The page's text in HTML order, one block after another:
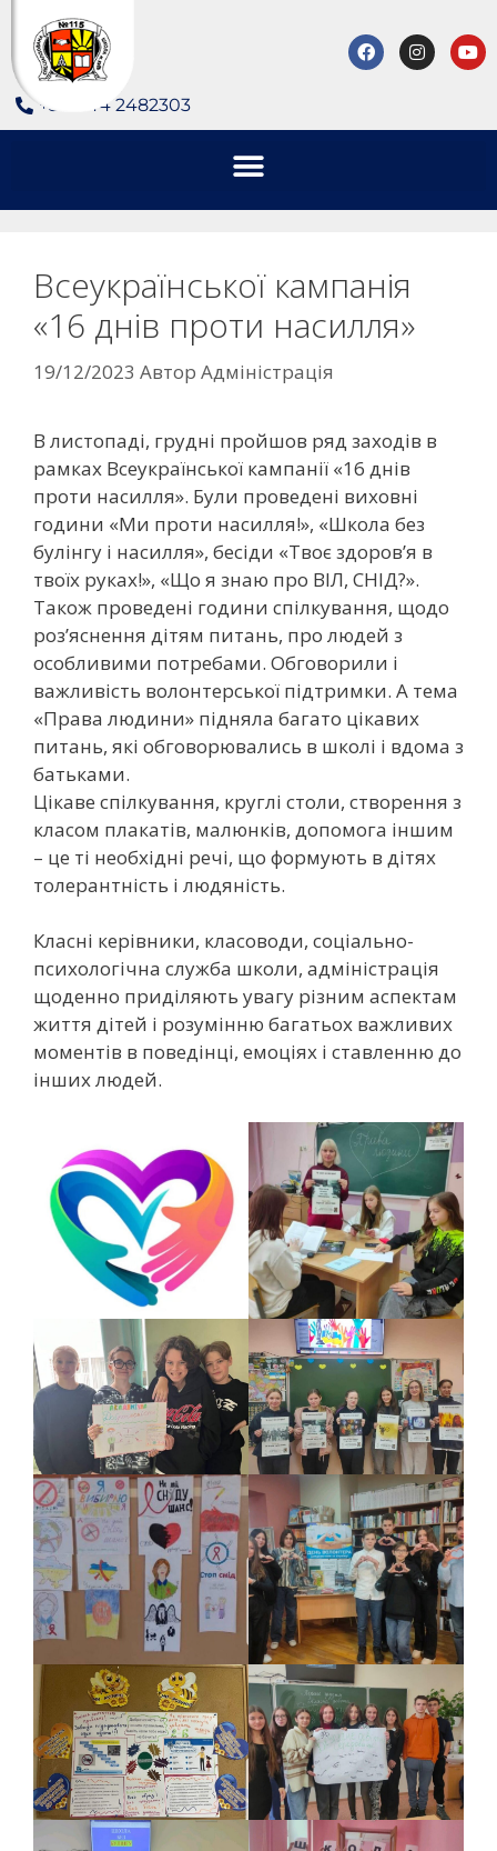
+380 44 2482303
Всеукраїнської кампанія
«16 днів проти насилля»
19/12/2023 Автор Адміністрація
В листопаді, грудні пройшов ряд заходів в
рамках Всеукраїнської кампанії «16 днів
проти насилля». Були проведені виховні
години «Ми проти насилля!», «Школа без
булінгу і насилля», бесіди «Твоє здоров’я в
твоїх руках!», «Що я знаю про ВІЛ, СНІД?».
Також проведені години спілкування, щодо
роз’яснення дітям питань, про людей з
особливими потребами. Обговорили і
важливість волонтерської підтримки. А тема
«Права людини» підняла багато цікавих
питань, які обговорювались в школі і вдома з
батьками.
Цікаве спілкування, круглі столи, створення з
класом плакатів, малюнків, допомога іншим
– це ті необхідні речі, що формують в дітях
толерантність і людяність.
Класні керівники, класоводи, соціально-
психологічна служба школи, адміністрація
щоденно приділяють увагу різним аспектам
життя дітей і розумінню багатьох важливих
моментів в поведінці, емоціях і ставленню до
інших людей.